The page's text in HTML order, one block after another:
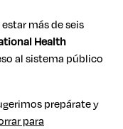
estar más de seis
Health
al sistema público
prepárate y
para